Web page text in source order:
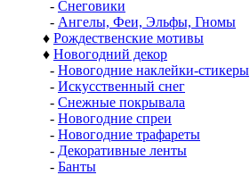
- Снеговики
- Ангелы, Феи, Эльфы, Гномы
♦ Рождественские мотивы
♦ Новогодний декор
- Новогодние наклейки-стикеры
- Искусственный снег
- Снежные покрывала
- Новогодние спреи
- Новогодние трафареты
- Декоративные ленты
- Банты